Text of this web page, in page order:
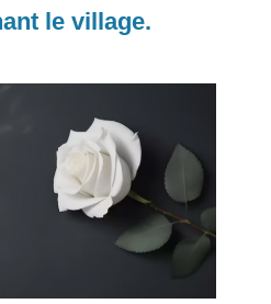
le village.